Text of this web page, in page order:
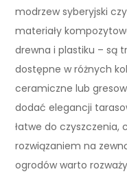
modrzew syberyjski
materiały
drewna i plastiku – są
dostępne w różnych
ceramiczne lub
dodać elegancji
łatwe do czyszczenia,
rozwiązaniem na
ogrodów warto